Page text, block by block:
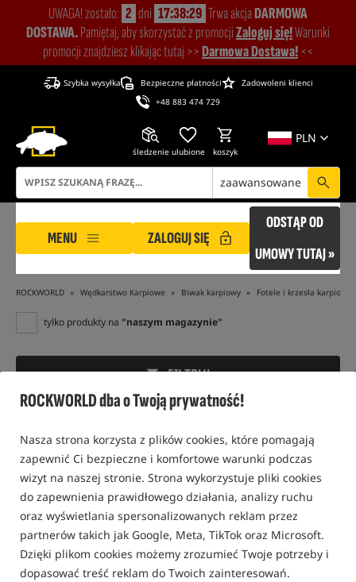
ROCKWORLD dba o Twoją prywatność!
Nasza strona korzysta z plików cookies, które pomagają
zapewnić Ci bezpieczne i komfortowe warunki podczas
wizyt na naszej stronie. Strona wykorzystuje pliki cookies
do zapewnienia prawidłowego działania, analizy ruchu
oraz wyświetlania spersonalizowanych reklam przez
partnerów takich jak Google, Meta, TikTok oraz Microsoft.
Dzięki plikom cookies możemy zrozumieć Twoje potrzeby i
dopasować treść reklam do Twoich zainteresowań.
UWAGA! zostało: 2 dni 17:38:28 Trwa akcjaDARMOWA
DOSTAWA.Pamiętaj, aby skorzystać z promocjiZaloguj się!Warunki
promocji znajdziesz klikając tutaj >>Darmowa Dostawa! <<
Szybka wysyłka Bezpieczne płatności
Zadowoleni klienci
+48 883 474 729
PLN
śledzenie ulubione koszyk
zaawansowane
MENU ZALOGUJ SIĘ
ODSTĄP OD
UMOWY TUTAJ »
ROCKWORLD Wędkarstwo Karpiowe Biwak karpiowy Fotele i krzesła karpiowe
tylko produkty na "naszym magazynie"
FILTRUJ
FOTELE KARPIOWE TRAKKER
Nowość!